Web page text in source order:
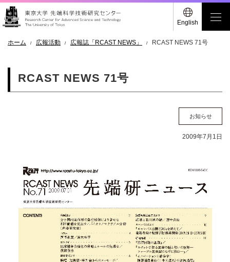
English
ホーム 広報活動 広報誌「RCAST NEWS」 RCAST NEWS 71号
RCAST NEWS 71号
お知らせ
2009年7月1日